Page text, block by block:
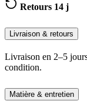
Retours 14 j
Livraison & retours
Livraison en 2–5
condition.
Matière & entretien